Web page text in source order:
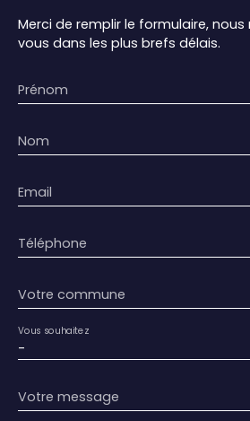
Merci de remplir le formulaire, nous
vous dans les plus brefs délais.
Prénom
Nom
Email
Téléphone
Votre commune
-
Vous souhaitez
Votre message